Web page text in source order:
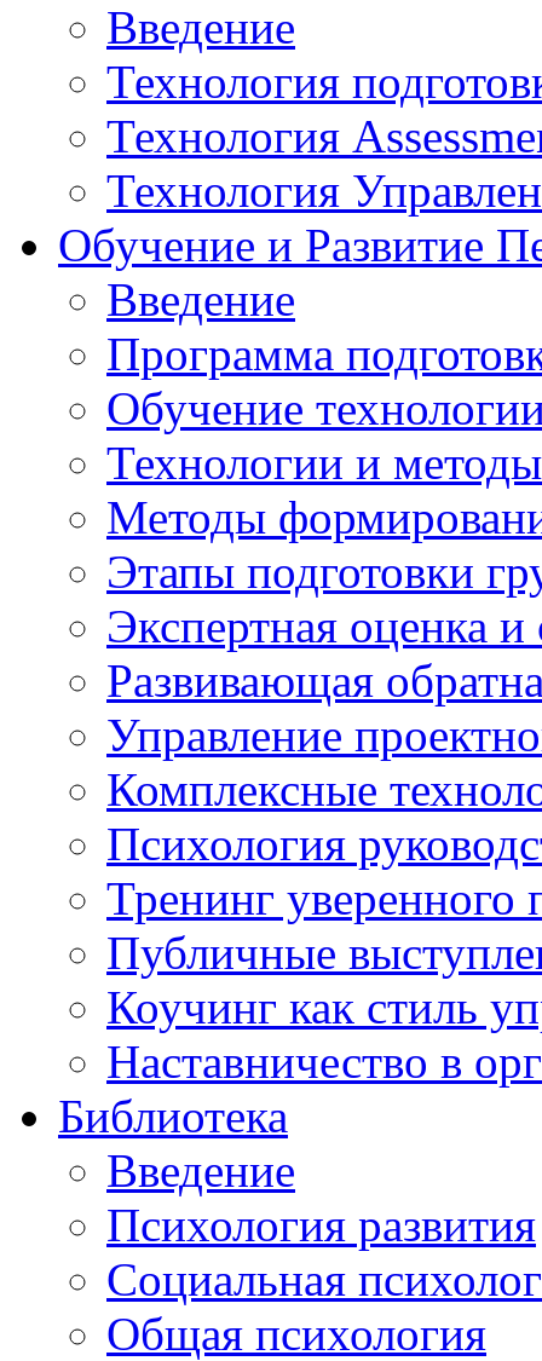
Введение
Технология
Технология
Технология
Обучение и Развитие
Введение
Программа
Обучение
Технологии и
Методы
Этапы подготовки
Экспертная оценка
Развивающая
Управление
Комплексные
Психология
Тренинг уверенного
Публичные
Коучинг как стиль
Наставничество в
Библиотека
Введение
Психология развития
Социальная
Общая психология